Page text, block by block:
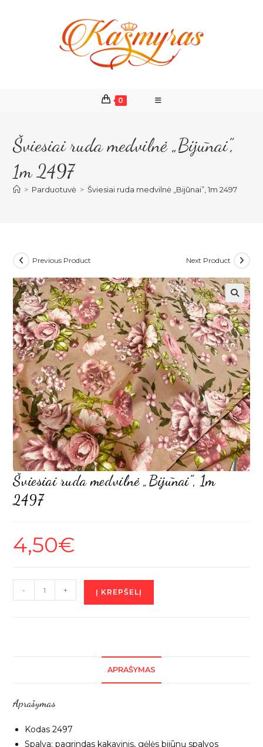
0
Šviesiai ruda medvilnė „Bijūnai”,
1m 2497
> Parduotuvė > Šviesiai ruda medvilnė „Bijūnai”, 1m 2497
Previous Product Next Product
Šviesiai ruda medvilnė „Bijūnai”, 1m
2497
4,50€
produkto
kiekis:
- + Į KREPŠELĮ
APRAŠYMAS
Aprašymas
Kodas 2497
Spalva: pagrindas kakavinis, gėlės bijūnų spalvos